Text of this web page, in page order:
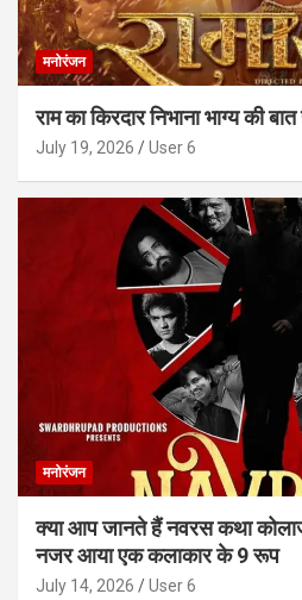
मनोरंजन
राम का किरदार निभाना भाग्य की
July 19, 2026 User 6
मनोरंजन
क्या आप जानते हैं नवरस कथा
नजर आया एक कलाकार के 9 रूप
July 14, 2026 User 6